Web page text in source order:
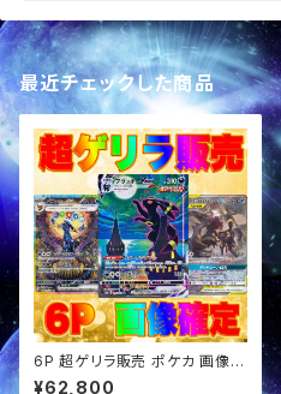
最近チェックした商品
6P 超ゲリラ販売 ポケカ 画像確
定パック オリパ
¥62,800